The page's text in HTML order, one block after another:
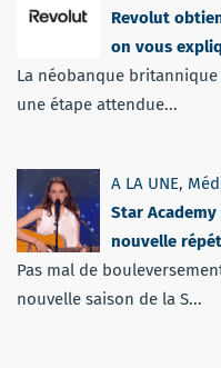
Revolut
on vous
La néobanque
une étape attendue...
A LA UNE,
Star
nouvelle
Pas mal de
nouvelle saison de la S...